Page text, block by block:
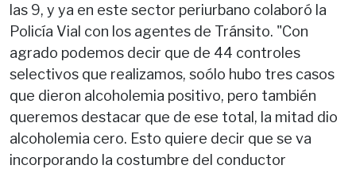
las 9, y ya en este sector periurbano colaboró la
Policía Vial con los agentes de Tránsito. "Con
agrado podemos decir que de 44 controles
selectivos que realizamos, soólo hubo tres casos
que dieron alcoholemia positivo, pero también
queremos destacar que de ese total, la mitad dio
alcoholemia cero. Esto quiere decir que se va
incorporando la costumbre del conductor